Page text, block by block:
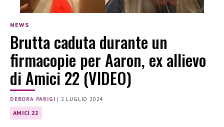
NEWS
Brutta caduta durante un
firmacopie per Aaron, ex allievo
di Amici 22 (VIDEO)
DEBORA PARIGI | 2 LUGLIO 2024
AMICI 22